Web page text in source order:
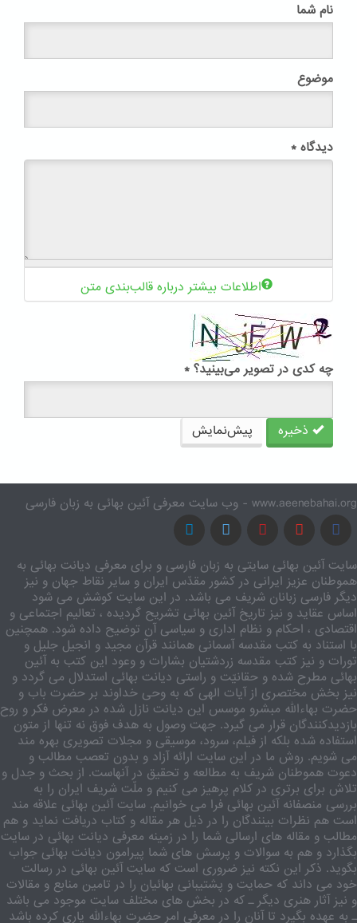
نام شما
موضوع
دیدگاه *
اطلاعات بیشتر درباره قالب‌بندی متن
چه کدی در تصویر می‌بینید؟ *
ذخیره پیش‌نمایش
www.aeenebahai.org - وب سایت معرفی آئین بهائی به زبان فارسی
سایت آئین بهائی سایتی به زبان فارسی و برای معرفی دیانت بهائی به
هموطنان عزیز ایرانی در کشور مقدّس ایران و سایر نقاط جهان و نیز
دیگر فارسی زبانان شریف می باشد. در این سایت کوشش می شود
اساس عقاید و نیز تاریخ آئین بهائی تشریح گردیده ، تعالیم اجتماعی و
اقتصادی ، احکام و نظام اداری و سیاسی آن توضیح داده شود. همچنین
با استناد به کتب مقدسه آسمانی همانند قرآن مجید و انجیل جلیل و
تورات و نیز کتب مقدسه زردشتیان بشارات و وعود این کتب به آئین
بهائی مطرح شده و حقانیّت و راستی دیانت بهائی استدلال می گردد و
نیز بخش مختصری از آیات الهی که به وحی خداوند بر حضرت باب و
حضرت بهاءالله مبشرو موسس این دیانت نازل شده در معرض فکر و روح
بازدیدکنندگان قرار می گیرد. جهت وصول به هدف فوق نه تنها از متون
استفاده شده بلکه از فیلم، سرود، موسیقی و مجلات تصویری بهره مند
می شویم. روش ما در این سایت ارائه آزاد و بدون تعصب مطالب و
دعوت هموطنان شریف به مطالعه و تحقیق در آنهاست. از بحث و جدل و
تلاش برای برتری در کلام پرهیز می کنیم و ملّت شریف ایران را به
بررسی منصفانه آئین بهائی فرا می خوانیم. سایت آئین بهائی علاقه مند
است هم نظرات بینندگان را در ذیل هر مقاله و کتاب دریافت نماید و هم
مطالب و مقاله های ارسالی شما را در زمینه معرفی دیانت بهائی در سایت
بگذارد و هم به سوالات و پرسش های شما پیرامون دیانت بهائی جواب
بگوید. ذکر این نکته نیز ضروری است که سایت آئین بهائی در رسالت
خود می داند که حمایت و پشتیبانی بهائیان را در تامین منابع و مقالات
و نیز آثار هنری دیگر ـ که در بخش های مختلف سایت موجود می باشد
ـ به عهده بگیرد تا آنان را در معرفی امر حضرت بهاءالله یاری کرده باشد